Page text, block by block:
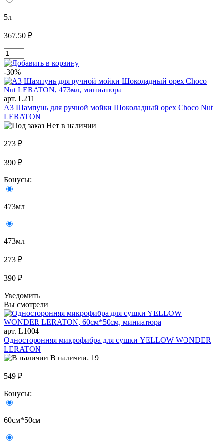
5л
367.50 ₽
-30%
арт. L211
A3 Шампунь для ручной мойки Шоколадный орех Choco Nut
LERATON
Нет в наличии
273 ₽
390 ₽
Бонусы:
473мл
473мл
273 ₽
390 ₽
Уведомить
Вы смотрели
арт. L1004
Односторонняя микрофибра для сушки YELLOW WONDER
LERATON
В наличии: 19
549 ₽
Бонусы:
60см*50см